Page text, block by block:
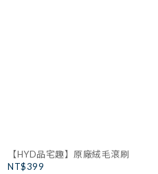
【HYD品宅趣】原廠絨毛滾刷
NT$399